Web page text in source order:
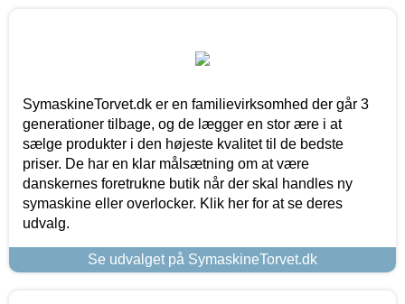
SymaskineTorvet.dk er en familievirksomhed der går 3
generationer tilbage, og de lægger en stor ære i at
sælge produkter i den højeste kvalitet til de bedste
priser. De har en klar målsætning om at være
danskernes foretrukne butik når der skal handles ny
symaskine eller overlocker. Klik her for at se deres
udvalg.
Se udvalget på SymaskineTorvet.dk